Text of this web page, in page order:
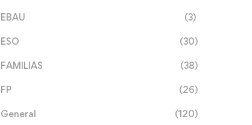
EBAU (3)
ESO (30)
FAMILIAS (38)
FP (26)
General (120)